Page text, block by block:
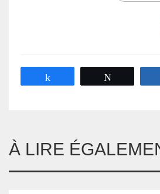
À LIRE